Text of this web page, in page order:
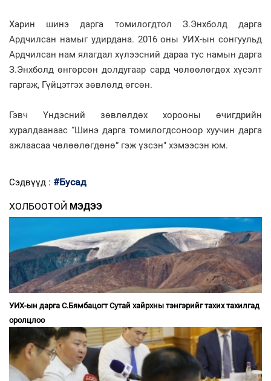
Харин шинэ дарга томилогдтол З.Энхболд дарга
Ардчилсан намыг удирдана. 2016 оны УИХ-ын сонгуульд
Ардчилсан нам ялагдал хүлээсний дараа тус намын дарга
З.Энхболд өнгөрсөн долдугаар сард чөлөөлөгдөх хүсэлт
гаргаж, Гүйцэтгэх зөвлөлд өгсөн.
Гэвч Үндэсний зөвлөлдөх хорооны өчигдрийн
хуралдаанаас “Шинэ дарга томилогдсоноор хуучин дарга
ажлаасаа чөлөөлөгдөнө” гэж үзсэн" хэмээсэн юм.
Сэдвүүд : #Бусад
ХОЛБООТОЙ МЭДЭЭ
УИХ-ын дарга С.Бямбацогт Сутай хайрхны тэнгэрийг тахих тахилгад
оролцлоо